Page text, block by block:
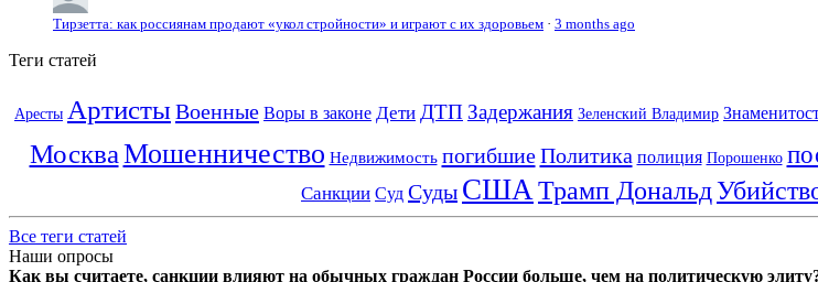
Тирзетта: как россиянам продают «укол стройности» и играют с их здоровьем · 3 months ago
Теги статей
Аресты АртистыВоенные Воры в законе Дети ДТП Задержания Зеленский Владимир
МоскваМошенничество Недвижимость погибшие Политика полиция Порошенко
Санкции Суд Суды США Трамп Дональд
Все теги статей
Наши опросы
Как вы считаете, санкции влияют на обычных граждан России больше, чем на политическую